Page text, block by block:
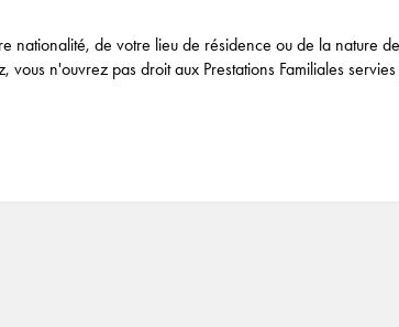
nationalité, de votre lieu de résidence ou de la nature
vous n'ouvrez pas droit aux Prestations Familiales